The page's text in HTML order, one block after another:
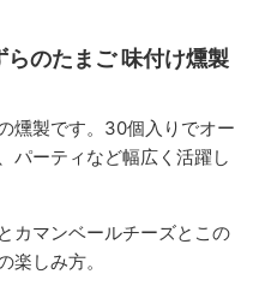
のたまご 味付け燻製
燻製です。30個入りでオー
パーティなど幅広く活躍し
カマンベールチーズとこの
楽しみ方。